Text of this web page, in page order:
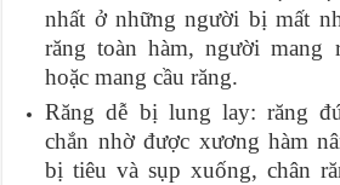
nhất ở những người bị mất
răng toàn hàm, người mang
hoặc mang cầu răng.
Răng dễ bị lung lay: răng
chắn nhờ được xương hàm
bị tiêu và sụp xuống, chân